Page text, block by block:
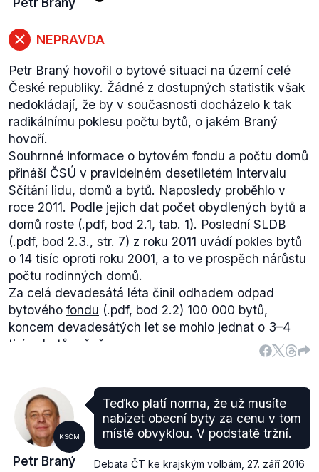
na protesthladovku
stranická příslušnost Baborové.
nepřijatelné, aby resort nejvíce poznamenaný
úpadkem z období před rokem 1989 vedl člen
komunistické strany, která se otevřeně hlásí ke své
zločinecké minulosti.“Studentůmvadilo, že by
„zástupce totalitní strany“
ředitele škol. Zároveň s tím ale protest směřovali i
na samotnou koalici v kraji a na to, že KSČM bude v
kraji vládnout.
Radní Baborová byla v podstatě už od nástupu do
funkcenemocná. Na tu nakonec rezignovalak 3. 2.
2013 a„jakodůvod uvedla přetrvávající zdravotní
problémy, které jí nedovolují odpovědné plnění
pracovních povinností“
Baborová k tomu pozdějiuvedla:„Vzhledem k
mediálnímu tlaku vedenému v osobní rovině jsem se
rozhodla rezignovat. Poslední události se neblaze
projevily na mém zdravotním stavu a nemohla bych
přála, aby se ve svém profesním životě setkali s
větším pochopením názorových oponentů."Nahradil
ji jiný radní za komunistickou stranu, Tomeš Vytiska
který je radním až dodnešního dne.
NEPRAVDA
Petr Braný hovořil o bytové situaci na území celé
České republiky. Žádné z dostupných statistik však
nedokládají, že by v současnosti docházelo k tak
radikálnímu poklesu počtu bytů, o jakém Braný
hovoří.
Souhrnné informace o bytovém fondu a počtu domů
přináší ČSÚ v pravidelném desetiletém intervalu
Sčítání lidu, domů a bytů. Naposledy proběhlo v
roce 2011. Podle jejich dat počet obydlených bytů a
domů roste (.pdf, bod 2.1, tab. 1). Poslední SLDB
(.pdf, bod 2.3., str. 7) z roku 2011 uvádí pokles bytů
o 14 tisíc oproti roku 2001, a to ve prospěch nárůstu
počtu rodinných domů.
Za celá devadesátá léta činil odhadem odpad
bytového fondu (.pdf, bod 2.2) 100 000 bytů,
koncem devadesátých let se mohlo jednat o 3–4
tisíce bytů ročně.
Jediným zdrojem, který zmiňuje úbytek 30 000
bydlení pro mladé
, která cituje dokument
Koncepční
rozvoj bytové politiky(1996) ministerstva pro místní
rozvoj (.pdf, str. 5). Tento dokument má informovat,
odhadem ročně ubylo 30 000 bytů.
Novější data nejsou k dispozici, proto musíme
KSČM
Petr Braný
Teďko platí norma, že už musíte
nabízet obecní byty za cenu v tom
místě obvyklou. V podstatě tržní.
Debata ČT ke krajským volbám 27. září 2016